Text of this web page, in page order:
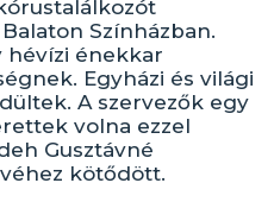
Színházban.
hévízi énekkar
Egyházi és világi
A szervezők egy
volna ezzel
Gusztávné
kötődött.